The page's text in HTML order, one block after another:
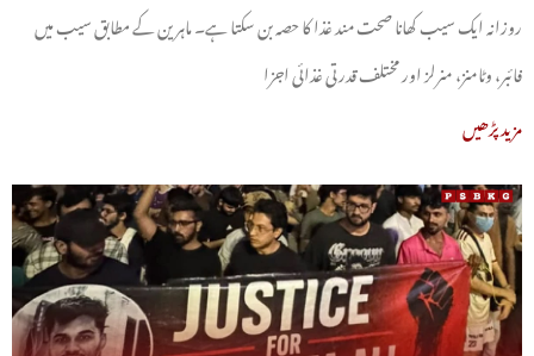
روزانہ ایک سیب کھانا صحت مند غذا کا حصہ بن سکتا ہے۔ ماہرین کے مطابق سیب میں
فائبر، وٹامنز، منرلز اور مختلف قدرتی غذائی اجزا
مزید پڑھیں